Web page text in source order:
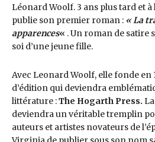
Léonard Woolf. 3 ans plus tard et à
publie son premier roman : « La
apparences« . Un roman de satire
soi d’une jeune fille.
Avec Leonard Woolf, elle fonde en
d’édition qui deviendra
littérature :The Hogarth Press.
deviendra un véritable tremplin
auteurs et artistes novateurs de